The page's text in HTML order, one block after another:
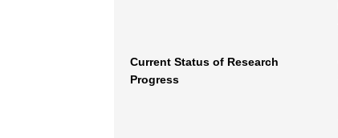
Current Status of Research
Progress